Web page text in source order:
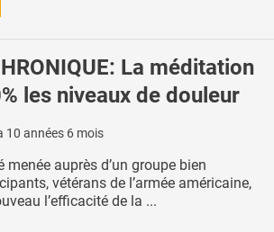
La méditation
les niveaux de douleur
10 années 6 mois
menée auprès d’un groupe bien
vétérans de l’armée américaine,
l’efficacité de la ...